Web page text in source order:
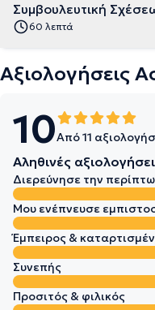
Συμβουλευτική
60 λεπτά
Αξιολογήσεις
10Από 11
Αληθινές
Διερεύνησε την
Μου ενέπνευσε
Έμπειρος &
Συνεπής
Προσιτός & φιλικός